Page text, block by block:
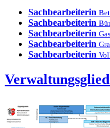
Sachbearbeiterin
Sachbearbeiterin
Sachbearbeiterin
Sachbearbeiterin
Sachbearbeiterin